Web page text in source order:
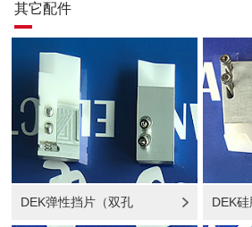
其它配件
DEK弹性挡片（双孔 DEK